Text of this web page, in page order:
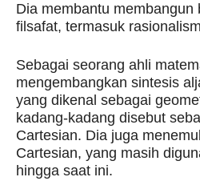
Dia membantu membangun
filsafat, termasuk
Sebagai seorang ahli
mengembangkan sintesis
yang dikenal sebagai
kadang-kadang disebut
Cartesian. Dia juga
Cartesian, yang masih
hingga saat ini.